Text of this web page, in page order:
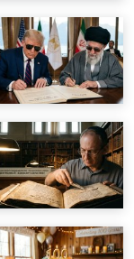
אירועים בימים
את מכתב
לאחרונה